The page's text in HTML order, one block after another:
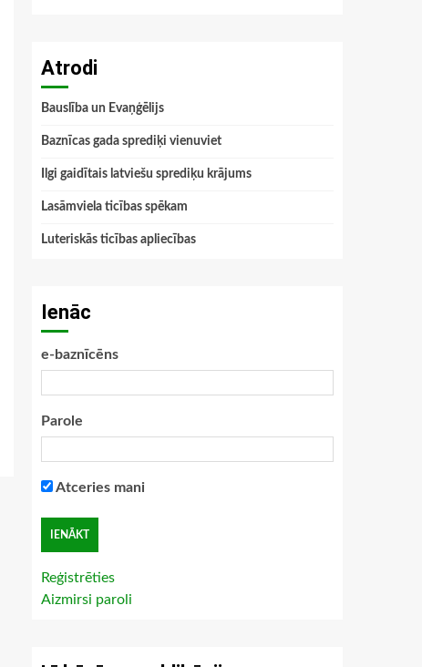
Atrodi
Bauslība un Evaņģēlijs
Baznīcas gada sprediķi vienuviet
Ilgi gaidītais latviešu sprediķu krājums
Lasāmviela ticības spēkam
Luteriskās ticības apliecības
Ienāc
e-baznīcēns
Parole
Atceries mani
Reģistrēties
Aizmirsi paroli